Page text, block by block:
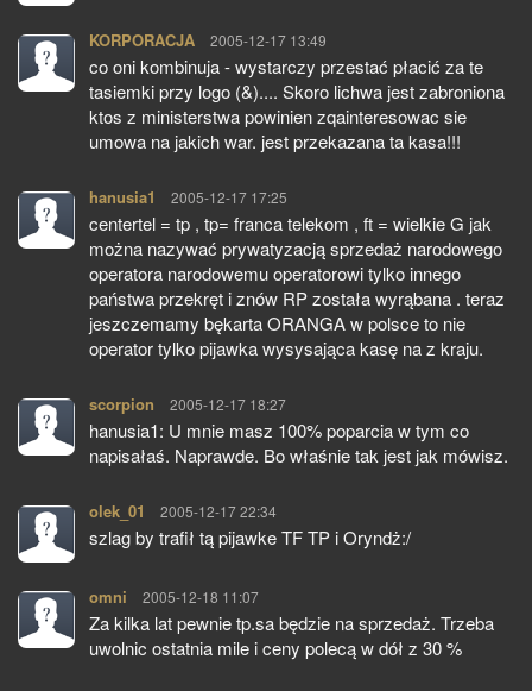
KORPORACJA pisze:
2005-12-17 13:49
co oni kombinuja - wystarczy przestać płacić za te
tasiemki przy logo (&).... Skoro lichwa jest zabroniona
ktos z ministerstwa powinien zqainteresowac sie
umowa na jakich war. jest przekazana ta kasa!!!
hanusia1 pisze:
2005-12-17 17:25
centertel = tp , tp= franca telekom , ft = wielkie G jak
można nazywać prywatyzacją sprzedaż narodowego
operatora narodowemu operatorowi tylko innego
państwa przekręt i znów RP została wyrąbana . teraz
jeszczemamy bękarta ORANGA w polsce to nie
operator tylko pijawka wysysająca kasę na z kraju.
scorpion pisze:
2005-12-17 18:27
hanusia1: U mnie masz 100% poparcia w tym co
napisałaś. Naprawde. Bo właśnie tak jest jak mówisz.
olek_01 pisze:
2005-12-17 22:34
szlag by trafił tą pijawke TF TP i Oryndż:/
omni pisze:
2005-12-18 11:07
Za kilka lat pewnie tp.sa będzie na sprzedaż. Trzeba
uwolnic ostatnia mile i ceny polecą w dół z 30 %